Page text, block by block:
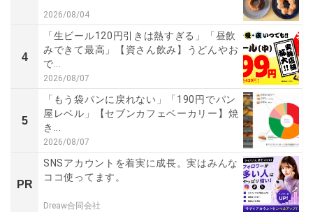
2026/08/04
4
「生ビール120円引きは熱すぎる」「昼飲
みできて最高」【資さん飲み】うどんやお
で...
2026/08/07
5
「もう袋パンに戻れない」「190円でパン
屋レベル」【セブンカフェベーカリー】焼
き...
2026/08/07
PR
SNSアカウントを着実に成長。実はみんな
ココ使ってます。
Dreaw合同会社